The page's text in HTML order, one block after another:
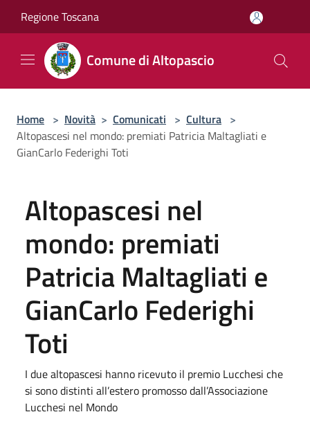
Regione Toscana
Comune di Altopascio
Home > Novità > Comunicati > Cultura >
Altopascesi nel mondo: premiati Patricia Maltagliati e
GianCarlo Federighi Toti
Altopascesi nel
mondo: premiati
Patricia Maltagliati e
GianCarlo Federighi
Toti
I due altopascesi hanno ricevuto il premio Lucchesi che
si sono distinti all’estero promosso dall’Associazione
Lucchesi nel Mondo